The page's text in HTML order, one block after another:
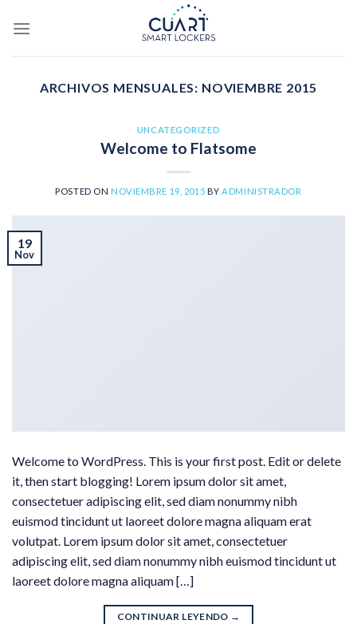
ARCHIVOS MENSUALES: NOVIEMBRE 2015
UNCATEGORIZED
Welcome to Flatsome
POSTED ON NOVIEMBRE 19, 2015 BY ADMINISTRADOR
19
Nov
Welcome to WordPress. This is your first post. Edit or delete
it, then start blogging! Lorem ipsum dolor sit amet,
consectetuer adipiscing elit, sed diam nonummy nibh
euismod tincidunt ut laoreet dolore magna aliquam erat
volutpat. Lorem ipsum dolor sit amet, consectetuer
adipiscing elit, sed diam nonummy nibh euismod tincidunt ut
laoreet dolore magna aliquam […]
CONTINUAR LEYENDO →